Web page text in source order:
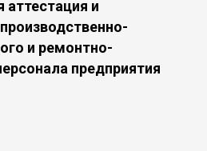
аттестация и
и ремонтно-
предприятия